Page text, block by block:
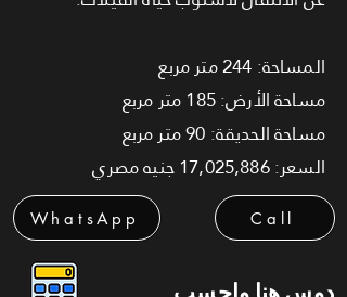
المساحة: 244 متر مربع
مساحة الأرض: 185 متر مربع
مساحة الحديقة: 90 متر مربع
السعر: 17,025,886 جنيه مصري
WhatsApp Call